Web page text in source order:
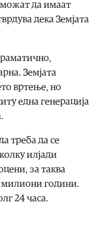
да имаат
дека Земјата
Земјата
вртење, но
една генерација
треба да се
илјади
за таква
милиони години.
24 часа.